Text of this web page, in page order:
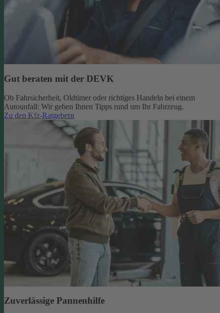
Gut beraten mit der DEVK
Ob Fahrsicherheit, Oldtimer oder richtiges Handeln bei einem
Autounfall: Wir geben Ihnen Tipps rund um Ihr Fahrzeug.
Zu den Kfz-Ratgebern
Zuverlässige Pannenhilfe